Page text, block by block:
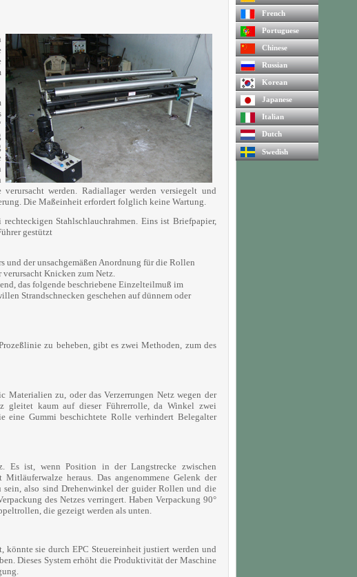
French
Portuguese
Chinese
Russian
Korean
Japanese
Italian
Dutch
Swedish
werden. Radiallager werden versiegelt und
Die Maßeinheit erfordert folglich keine Wartung.
Stahlschlauchrahmen. Eins ist Briefpapier,
gestützt
und der unsachgemäßen Anordnung für die Rollen
Knicken zum Netz.
das folgende beschriebene Einzelteilmuß im
Strandschnecken geschehen auf dünnem oder
zu beheben, gibt es zwei Methoden, zum des
zu, oder das Verzerrungen Netz wegen der
gleitet kaum auf dieser Führerrolle, da Winkel zwei
eine Gummi beschichtete Rolle verhindert Belegalter
Es ist, wenn Position in der Langstrecke zwischen
heraus. Das angenommene Gelenk der
also sind Drehenwinkel der guider Rollen und die
des Netzes verringert. Haben Verpackung 90°
die gezeigt werden als unten.
sie durch EPC Steuereinheit justiert werden und
Dieses System erhöht die Produktivität der Maschine